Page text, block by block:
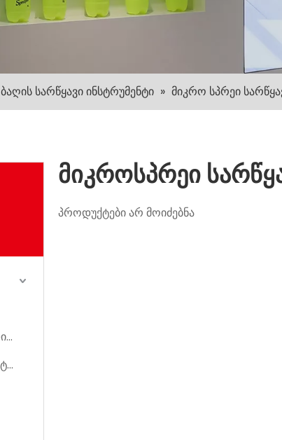
ბაღის სარწყავი ინსტრუმენტი » მიკრო სპრეი
შლანგის მასრები და ურიკები
შლანგის ონკანის კონექტორები
მიკროსპრეი
პროდუქტები არ მოიძებნა